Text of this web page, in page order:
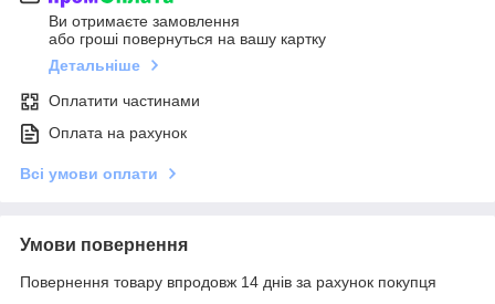
Ви отримаєте замовлення
або гроші повернуться на вашу картку
Детальніше
Оплатити частинами
Оплата на рахунок
Всі умови оплати
Умови повернення
Повернення товару впродовж 14 днів за рахунок покупця